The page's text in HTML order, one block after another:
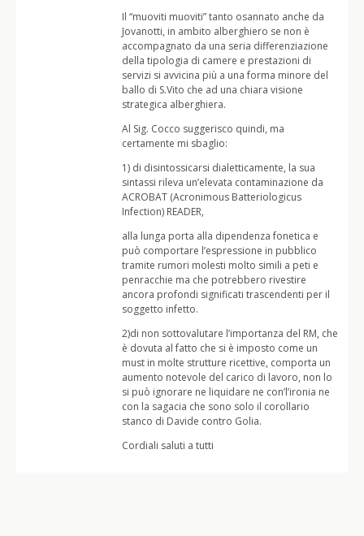
Il “muoviti muoviti” tanto osannato anche da
Jovanotti, in ambito alberghiero se non è
accompagnato da una seria differenziazione
della tipologia di camere e prestazioni di
servizi si avvicina più a una forma minore del
ballo di S.Vito che ad una chiara visione
strategica alberghiera.
Al Sig. Cocco suggerisco quindi, ma
certamente mi sbaglio:
1) di disintossicarsi dialetticamente, la sua
sintassi rileva un’elevata contaminazione da
ACROBAT (Acronimous Batteriologicus
Infection) READER,
alla lunga porta alla dipendenza fonetica e
può comportare l’espressione in pubblico
tramite rumori molesti molto simili a peti e
penracchie ma che potrebbero rivestire
ancora profondi significati trascendenti per il
soggetto infetto.
2)di non sottovalutare l’importanza del RM, che
è dovuta al fatto che si è imposto come un
must in molte strutture ricettive, comporta un
aumento notevole del carico di lavoro, non lo
si può ignorare ne liquidare ne con’l’ironia ne
con la sagacia che sono solo il corollario
stanco di Davide contro Golia.
Cordiali saluti a tutti